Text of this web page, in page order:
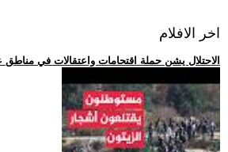
اخر الافلام
.. الاحتلال يشن حملة اقتحامات واعتقالات في مناطق